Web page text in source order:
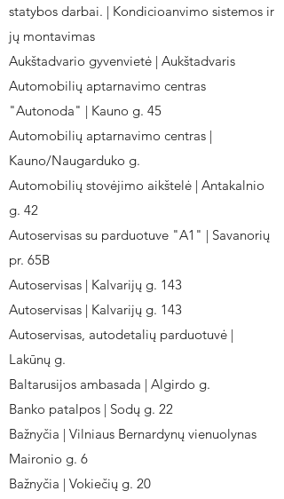
statybos darbai. | Kondicioanvimo sistemos ir
jų montavimas
Aukštadvario gyvenvietė | Aukštadvaris
Automobilių aptarnavimo centras
"Autonoda" | Kauno g. 45
Automobilių aptarnavimo centras |
Kauno/Naugarduko g.
Automobilių stovėjimo aikštelė | Antakalnio
g. 42
Autoservisas su parduotuve "A1" | Savanorių
pr. 65B
Autoservisas | Kalvarijų g. 143
Autoservisas | Kalvarijų g. 143
Autoservisas, autodetalių parduotuvė |
Lakūnų g.
Baltarusijos ambasada | Algirdo g.
Banko patalpos | Sodų g. 22
Bažnyčia | Vilniaus Bernardynų vienuolynas
Maironio g. 6
Bažnyčia | Vokiečių g. 20